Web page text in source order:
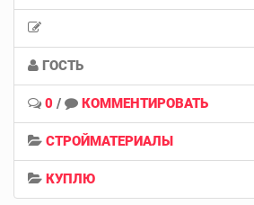
ГОСТЬ
0 / КОММЕНТИРОВАТЬ
СТРОЙМАТЕРИАЛЫ
КУПЛЮ